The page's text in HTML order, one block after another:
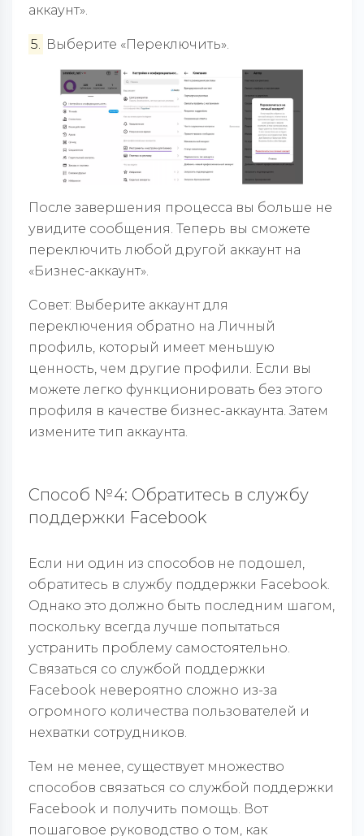
аккаунт».
5. Выберите «Переключить».
После завершения процесса вы больше не
увидите сообщения. Теперь вы сможете
переключить любой другой аккаунт на
«Бизнес-аккаунт».
Совет: Выберите аккаунт для
переключения обратно на Личный
профиль, который имеет меньшую
ценность, чем другие профили. Если вы
можете легко функционировать без этого
профиля в качестве бизнес-аккаунта. Затем
измените тип аккаунта.
Способ №4: Обратитесь в службу
поддержки Facebook
Если ни один из способов не подошел,
обратитесь в службу поддержки Facebook.
Однако это должно быть последним шагом,
поскольку всегда лучше попытаться
устранить проблему самостоятельно.
Связаться со службой поддержки
Facebook невероятно сложно из-за
огромного количества пользователей и
нехватки сотрудников.
Тем не менее, существует множество
способов связаться со службой поддержки
Facebook и получить помощь. Вот
пошаговое руководство о том, как